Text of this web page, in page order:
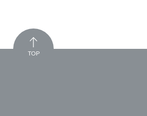
TOP